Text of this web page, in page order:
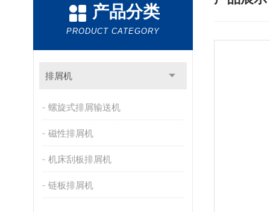
产品分类
PRODUCT CATEGORY
排屑机
螺旋式排屑输送机
磁性排屑机
机床刮板排屑机
链板排屑机